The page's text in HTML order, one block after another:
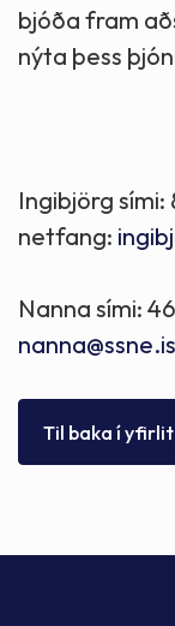
bjóða fram
nýta þess
Ingibjörg sími:
netfang:
Nanna sími:
nanna@ssne.is
Til baka í yfirlit